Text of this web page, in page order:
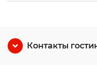
Контакты